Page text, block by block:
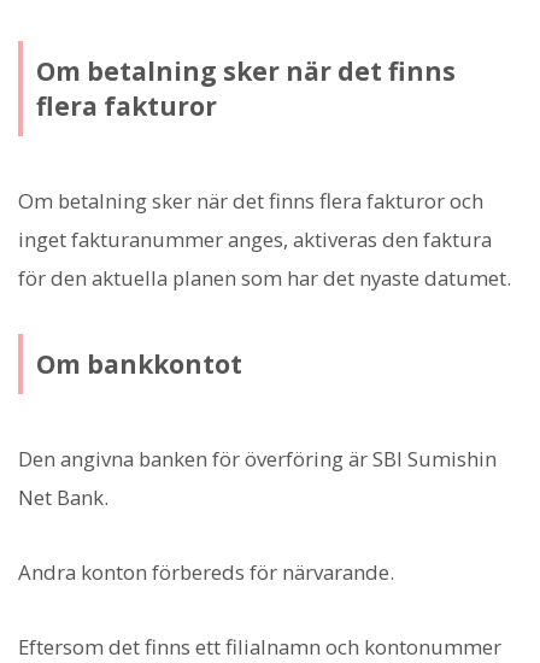
Om betalning sker när det finns
flera fakturor
Om betalning sker när det finns flera fakturor och
inget fakturanummer anges, aktiveras den faktura
för den aktuella planen som har det nyaste datumet.
Om bankkontot
Den angivna banken för överföring är SBI Sumishin
Net Bank.
Andra konton förbereds för närvarande.
Eftersom det finns ett filialnamn och kontonummer